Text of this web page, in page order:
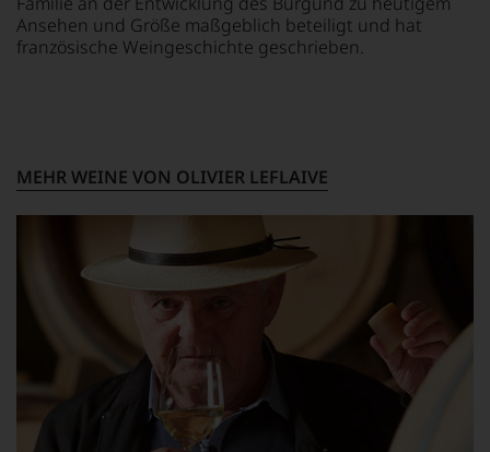
auf
welch
bewegt.
Das
aber
haben
dass
manch
Bewertung
Ansehen und Größe maßgeblich beteiligt und hat
französische Weingeschichte geschrieben.
MEHR WEINE VON OLIVIER LEFLAIVE